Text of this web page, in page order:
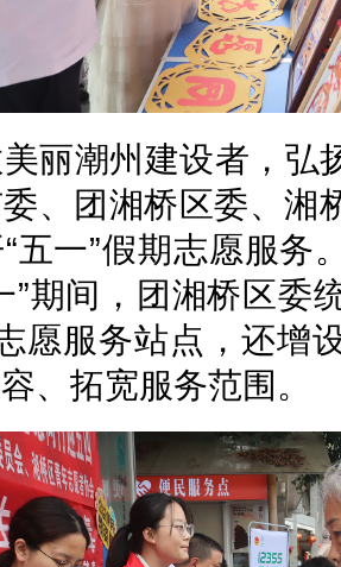
丽潮州建设者，弘
、团湘桥区委、湘
五一”假期志愿服务
”期间，团湘桥区委
愿服务站点，还增
、拓宽服务范围。